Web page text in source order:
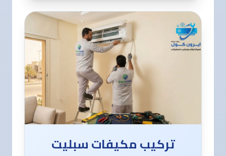
تركيب مكيفات سبليت